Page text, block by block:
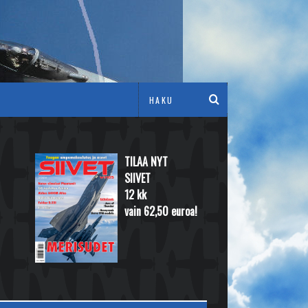
TILAA NYT
SIIVET
12 kk
vain 62,50 euroa!